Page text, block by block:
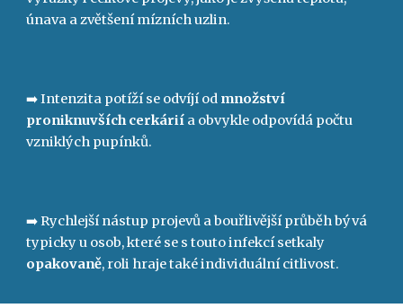
únava a zvětšení mízních uzlin.
➡️ Intenzita potíží se odvíjí od množství
proniknuvších cerkárií a obvykle odpovídá počtu
vzniklých pupínků.
➡️ Rychlejší nástup projevů a bouřlivější průběh bývá
typicky u osob, které se s touto infekcí setkaly
opakovaně, roli hraje také individuální citlivost.